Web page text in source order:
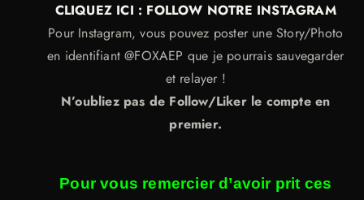
CLIQUEZ ICI : FOLLOW NOTRE INSTAGRAM
Pour Instagram, vous pouvez poster une Story/Photo
en identifiant @FOXAEP que je pourrais sauvegarder
et relayer !
N’oubliez pas de Follow/Liker le compte en
premier.
Pour vous remercier d’avoir prit ces